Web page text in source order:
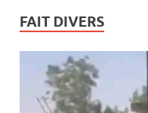
FAIT DIVERS